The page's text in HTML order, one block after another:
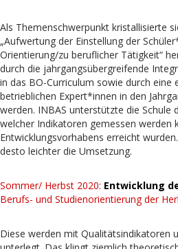
Als Themenschwerpunkt kristallisierte
„Aufwertung der Einstellung der
Orientierung/zu beruflicher Tätigkeit“
durch die jahrgangsübergreifende
in das BO-Curriculum sowie durch
betrieblichen Expert*innen in den
werden. INBAS unterstützte die Schule
welcher Indikatoren gemessen werden
Entwicklungsvorhabens erreicht
desto leichter die Umsetzung.
Sommer/ Herbst 2020: Entwicklung
Berufs- und Studienorientierung der
Diese werden mit Qualitätsindikatoren